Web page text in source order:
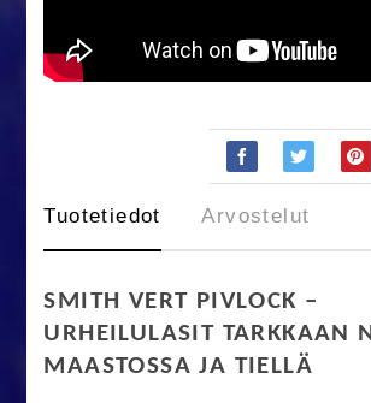
Tuotetiedot Arvostelut
SMITH VERT PIVLOCK –
URHEILULASIT TARKKAAN
MAASTOSSA JA TIELLÄ